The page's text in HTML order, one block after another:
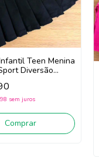
Teen Menina
Diversão
sem juros
Comprar